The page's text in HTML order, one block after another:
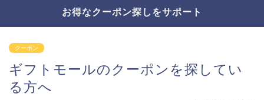
お得なクーポン探しをサポート
クーポン
ギフトモールのクーポンを探してい
る方へ